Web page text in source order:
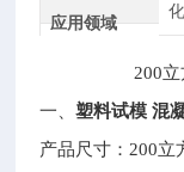
应用领域
200
一、塑料试模 混
产品尺寸：200立